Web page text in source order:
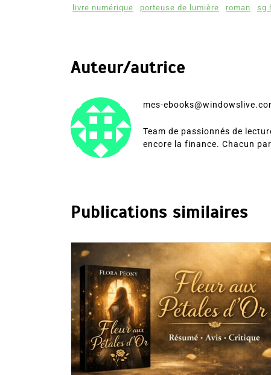
livre numérique porteuse de lumière roman sg
Auteur/autrice
mes-
Team de passionnés de
encore la finance. Chacun
Publications similaires